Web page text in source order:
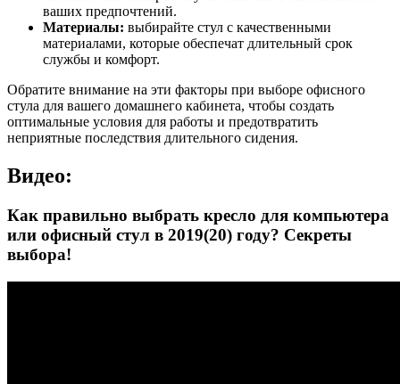
ваших предпочтений.
Материалы: выбирайте стул с качественными
материалами, которые обеспечат длительный срок
службы и комфорт.
Обратите внимание на эти факторы при выборе офисного
стула для вашего домашнего кабинета, чтобы создать
оптимальные условия для работы и предотвратить
неприятные последствия длительного сидения.
Видео:
Как правильно выбрать кресло для компьютера
или офисный стул в 2019(20) году? Секреты
выбора!